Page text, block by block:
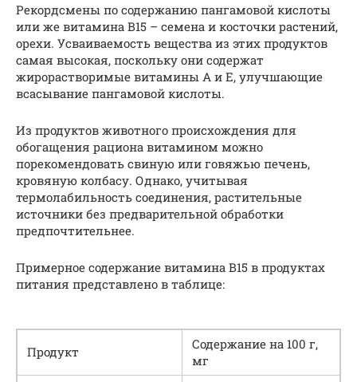
Рекордсмены по содержанию пангамовой кислоты
или же витамина В15 – семена и косточки растений,
орехи. Усваиваемость вещества из этих продуктов
самая высокая, поскольку они содержат
жирорастворимые витамины А и Е, улучшающие
всасывание пангамовой кислоты.
Из продуктов животного происхождения для
обогащения рациона витамином можно
порекомендовать свиную или говяжью печень,
кровяную колбасу. Однако, учитывая
термолабильность соединения, растительные
источники без предварительной обработки
предпочтительнее.
Примерное содержание витамина В15 в продуктах
питания представлено в таблице:
Продукт
Содержание на 100 г,
мг